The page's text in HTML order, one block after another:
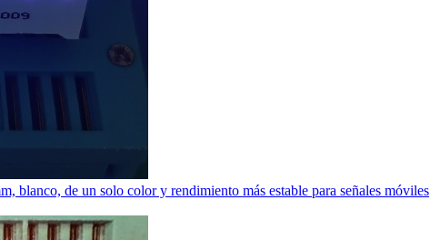
blanco, de un solo color y rendimiento más estable para señales móviles